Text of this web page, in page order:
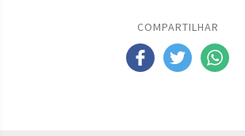
COMPARTILHAR